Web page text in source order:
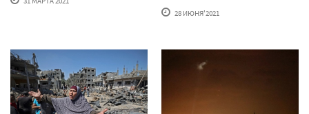
28 ИЮНЯ'2021